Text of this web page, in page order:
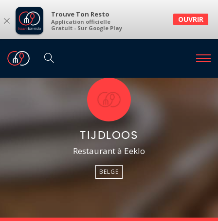
× Trouve Ton Resto
Application officielle
Gratuit - Sur Google Play
OUVRIR
TIJDLOOS
Restaurant à Eeklo
BELGE